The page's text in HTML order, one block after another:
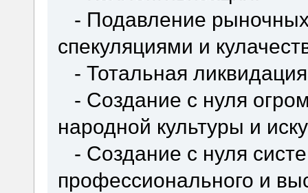
- Подавление
спекуляциями и
- Тотальная
- Создание с нуля
народной культуры и
- Создание с нуля
профессионального и